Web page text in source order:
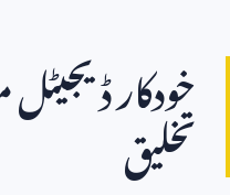
خودکار
تخلیق